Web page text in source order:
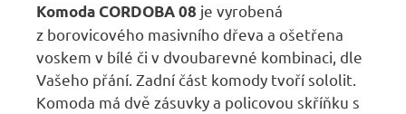
Komoda CORDOBA08 je vyrobená
z borovicového masivního dřeva a ošetřena
voskem v bílé či v dvoubarevné kombinaci, dle
Vašeho přání. Zadní část komody tvoří sololit.
Komoda má dvě zásuvky a policovou skříňku s